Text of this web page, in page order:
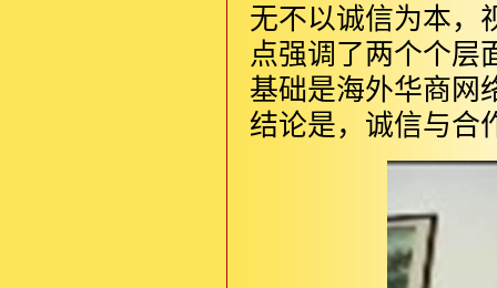
无不以诚信为本，
点强调了两个个层
基础是海外华商网
结论是，诚信与合